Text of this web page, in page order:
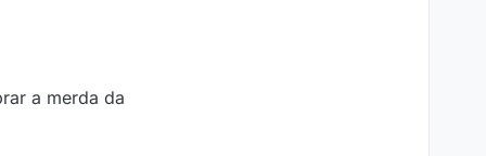
a merda da